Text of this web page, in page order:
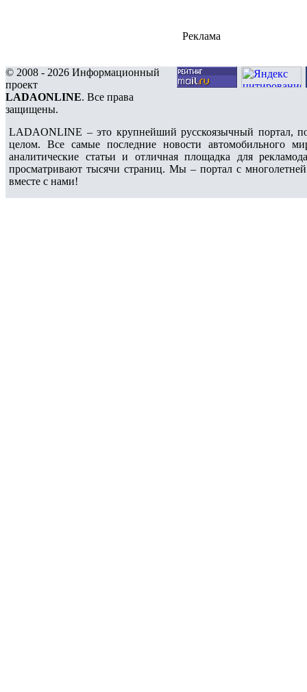
Реклама
© 2008 - 2026 Информационный
проект
LADAONLINE. Все права
защищены.
LADAONLINE – это крупнейший русскоязычный портал,
целом. Все самые последние новости автомобильного
аналитические статьи и отличная площадка для
просматривают тысячи страниц. Мы – портал с
вместе с нами!